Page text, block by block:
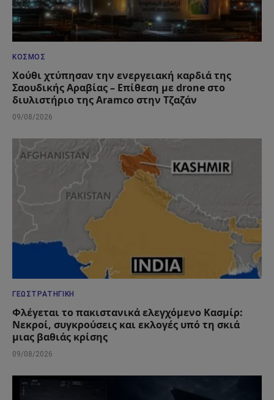
ΚΌΣΜΟΣ
Χούθι χτύπησαν την ενεργειακή καρδιά της
Σαουδικής Αραβίας – Επίθεση με drone στο
διυλιστήριο της Aramco στην Τζαζάν
09/08/2026
ΓΕΩΣΤΡΑΤΗΓΙΚΉ
Φλέγεται το πακιστανικά ελεγχόμενο Κασμίρ:
Νεκροί, συγκρούσεις και εκλογές υπό τη σκιά
μιας βαθιάς κρίσης
09/08/2026